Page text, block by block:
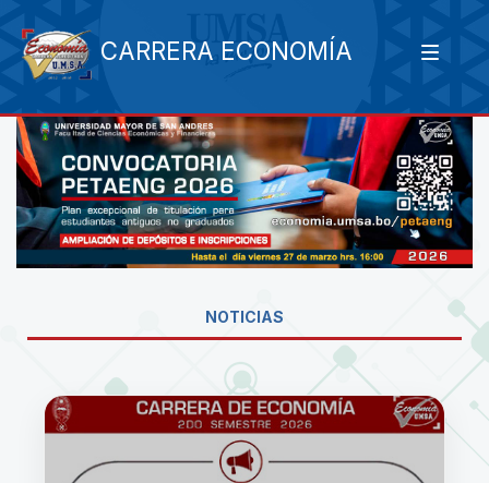
CARRERA ECONOMÍA
NOTICIAS